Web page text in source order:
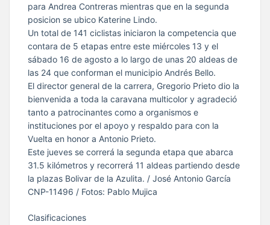
para Andrea Contreras mientras que en la segunda
posicion se ubico Katerine Lindo.
Un total de 141 ciclistas iniciaron la competencia que
contara de 5 etapas entre este miércoles 13 y el
sábado 16 de agosto a lo largo de unas 20 aldeas de
las 24 que conforman el municipio Andrés Bello.
El director general de la carrera, Gregorio Prieto dio la
bienvenida a toda la caravana multicolor y agradeció
tanto a patrocinantes como a organismos e
instituciones por el apoyo y respaldo para con la
Vuelta en honor a Antonio Prieto.
Este jueves se correrá la segunda etapa que abarca
31.5 kilómetros y recorrerá 11 aldeas partiendo desde
la plazas Bolivar de la Azulita. / José Antonio García
CNP-11496 / Fotos: Pablo Mujica
Clasificaciones